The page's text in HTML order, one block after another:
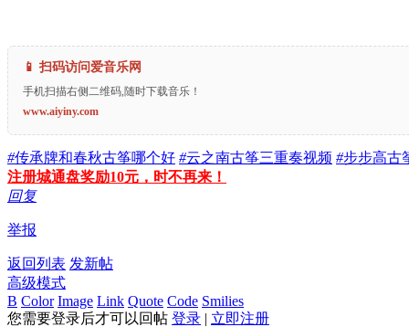
📱 扫码访问爱音乐网
手机扫描右侧二维码,随时下载音乐！
www.aiyiny.com
#传承牌和春秋古筝哪个好 #云之南古筝三重奏视频 #步步高古
注册城通盘奖励10元，时不再来！
回复
举报
返回列表 发新帖
高级模式
B Color Image Link Quote Code Smilies
您需要登录后才可以回帖 登录 | 立即注册